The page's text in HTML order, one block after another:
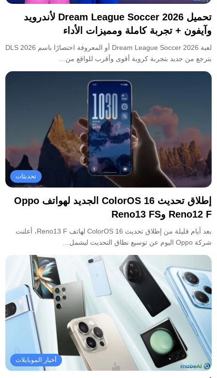
تحميل Dream League Soccer 2026 لأندرويد
وآيفون + تجربة كاملة ومميزات الأداء
لعبة Dream League Soccer 2026 أو المعروفة اختصارًا باسم DLS 2026
بترجع من جديد بتجربة كروية أقوى وأقرب للواقع من…
تحديثات
إطلاق تحديث ColorOS 16 الجديد لهواتف Oppo
Reno12 F وReno13 FS
بعد أيام قليلة من إطلاق تحديث ColorOS 16 لهاتف Reno13 F، أعلنت
شركة Oppo اليوم عن توسيع نطاق التحديث ليشمل…
أخبار الموبايلات